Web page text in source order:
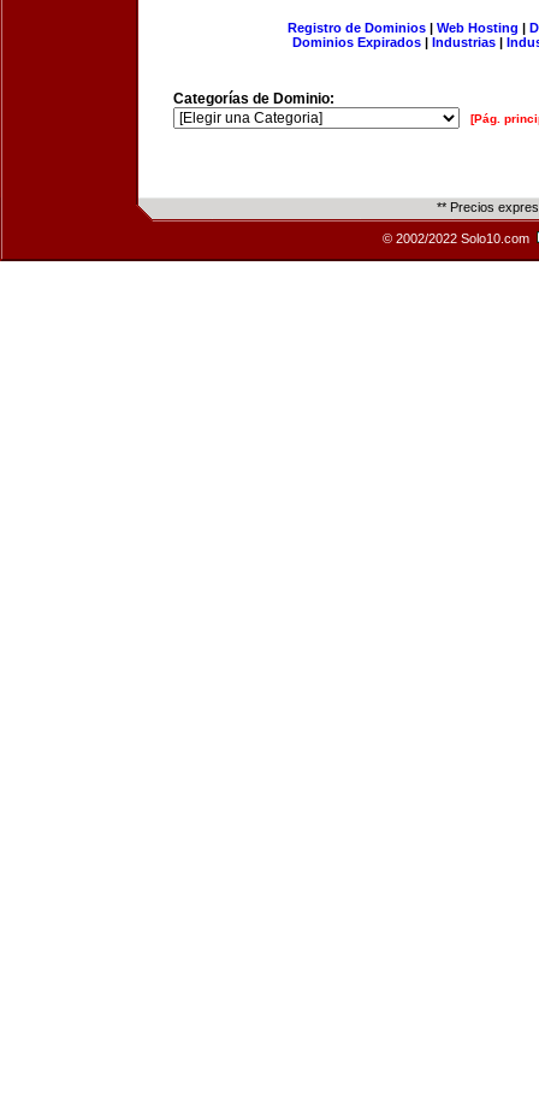
Registro de Dominios| Web Hosting |
Dominios Expirados | Industrias |
Categorías de Dominio:
[Pág.
** Precios
© 2002/2022 Solo10.com